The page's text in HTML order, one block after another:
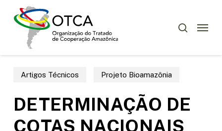
Menu
Artigos Técnicos Projeto Bioamazônia
DETERMINAÇÃO DE
COTAS NACIONAIS